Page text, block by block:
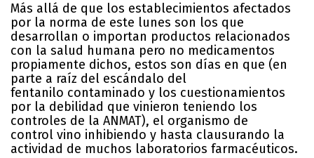
Más allá de que los establecimientos afectados
por la norma de este lunes son los que
desarrollan o importan productos relacionados
con la salud humana pero no medicamentos
propiamente dichos, estos son días en que (en
parte a raíz del escándalo del
fentanilo contaminado y los cuestionamientos
por la debilidad que vinieron teniendo los
controles de la ANMAT), el organismo de
control vino inhibiendo y hasta clausurando la
actividad de muchos laboratorios farmacéuticos.